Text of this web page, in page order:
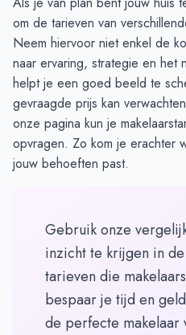
om de tarieven van
Neem hiervoor niet enkel de
naar ervaring, strategie en het
helpt je een goed beeld te
gevraagde prijs kan
onze pagina kun je
opvragen. Zo kom je erachter
jouw behoeften past.
Gebruik onze
inzicht te krijgen in
tarieven die
bespaar je tijd en
de perfecte makelaar